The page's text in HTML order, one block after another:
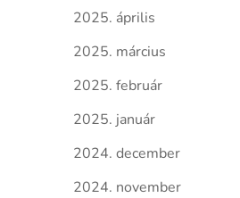
2025. április
2025. március
2025. február
2025. január
2024. december
2024. november